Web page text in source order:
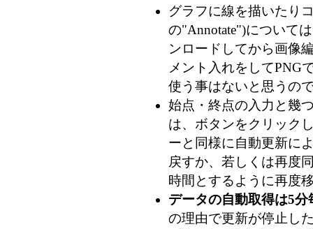
グラフに線を描いたり
の"Annotate")について
ンロードしてから画像
メント入れをしてPNG
使う事はないと思うの
始点・終点の入力と幾
は、ボタンをクリック
ーと同様に自動更新に
戻すか、若しくは再度
時間とするように再度
データの自動取得は5分
の理由で更新が停止し